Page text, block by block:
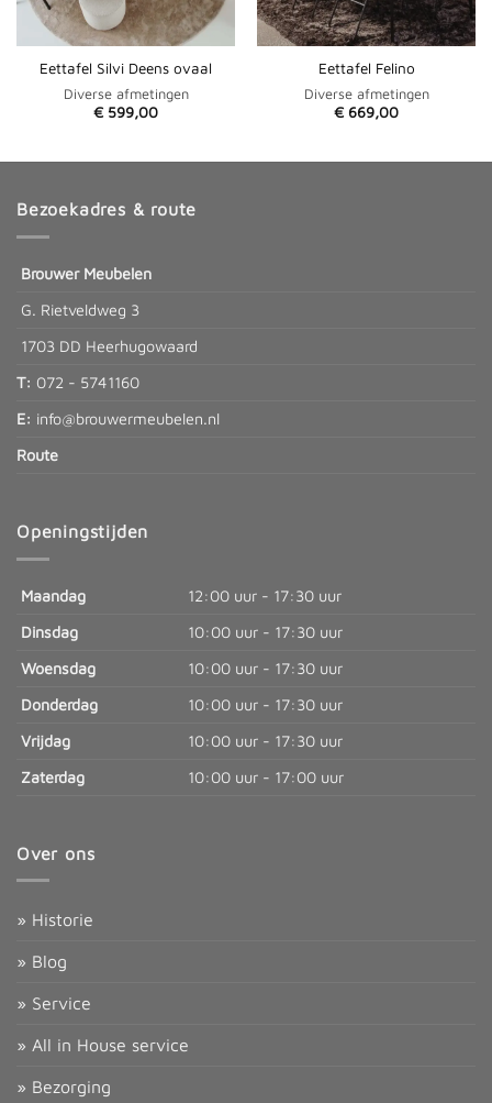
Eettafel Silvi Deens ovaal
Diverse afmetingen
€ 599,00
Eettafel Felino
Diverse afmetingen
€ 669,00
Bezoekadres & route
Brouwer Meubelen
G. Rietveldweg 3
1703 DD Heerhugowaard
T: 072 - 5741160
E: info@brouwermeubelen.nl
Route
Openingstijden
Maandag
12:00 uur - 17:30 uur
Dinsdag
10:00 uur - 17:30 uur
Woensdag
10:00 uur - 17:30 uur
Donderdag
10:00 uur - 17:30 uur
Vrijdag
10:00 uur - 17:30 uur
Zaterdag
10:00 uur - 17:00 uur
Over ons
» Historie
» Blog
» Service
» All in House service
» Bezorging